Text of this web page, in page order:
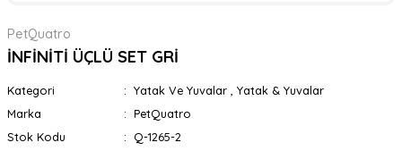
PetQuatro
İNFİNİTİ ÜÇLÜ SET GRİ
Kategori Yatak Ve Yuvalar
Yatak & Yuvalar
Marka
PetQuatro
Stok Kodu
Q-1265-2